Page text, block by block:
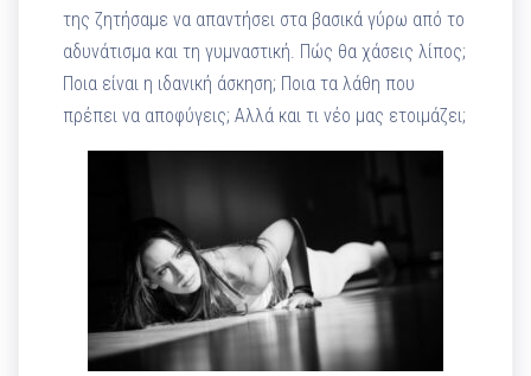
της ζητήσαμε να απαντήσει στα βασικά γύρω από το
αδυνάτισμα και τη γυμναστική. Πώς θα χάσεις λίπος;
Ποια είναι η ιδανική άσκηση; Ποια τα λάθη που
πρέπει να αποφύγεις; Αλλά και τι νέο μας ετοιμάζει;